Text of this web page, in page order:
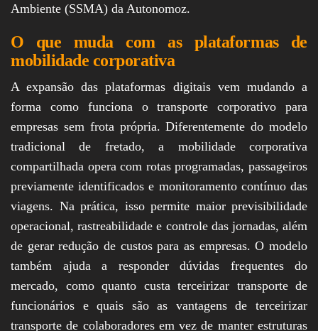
Ambiente (SSMA) da Autonomoz.
O que muda com as plataformas de
mobilidade corporativa
A expansão das plataformas digitais vem mudando a
forma como funciona o transporte corporativo para
empresas sem frota própria. Diferentemente do modelo
tradicional de fretado, a mobilidade corporativa
compartilhada opera com rotas programadas, passageiros
previamente identificados e monitoramento contínuo das
viagens. Na prática, isso permite maior previsibilidade
operacional, rastreabilidade e controle das jornadas, além
de gerar redução de custos para as empresas. O modelo
também ajuda a responder dúvidas frequentes do
mercado, como quanto custa terceirizar transporte de
funcionários e quais são as vantagens de terceirizar
transporte de colaboradores em vez de manter estruturas